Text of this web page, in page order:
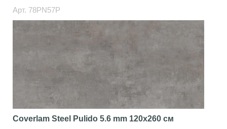
Арт. 78PN57P
Coverlam Steel Pulido 5.6 mm 120x260 см